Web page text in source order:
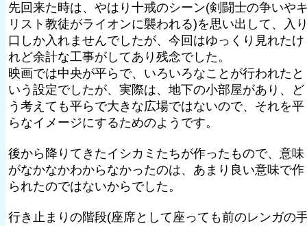
先回来た時は、やはり十戒のシーン(剣闘士の争いや
リスト教徒がライオンに襲われる)を思い出して、入
口しか入れませんでしたが、今回はゆっくり見れたけ
れど余計な工事がしてあり残念でした。
映画では中央が平らで、いろいろなことが行われたと
いう設定でしたが、実際は、地下の小部屋があり、ど
う考えても平らで大きな広場ではないので、それを平
らなイメージにするためのようです。
後から降りてきたイシカミたちが作ったもので、意味
がなかなかわからなかったのは、あまり良い意味で作
られたのではないからでした。
行き止まりの階段(座席として座っても前のレンガの